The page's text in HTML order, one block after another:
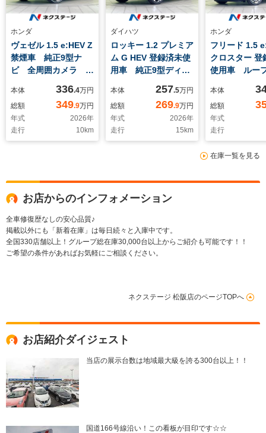
ホンダ
ヴェゼル 1.5 e:HEV Z
禁煙車 純正9型ナ
ビ 全周囲カメラ 衝
レーダークルーズ 電
動リアゲート
BSM コーナーセン
サー スマートキー
LEDヘッド
報
本体 336.4万円
総額
349.9万円
年式
2026年
走行
10km
ダイハツ
ロッキー 1.2 プレミア
ム G HEV 登録済未使
用車 純正9型ディス
周囲カメラ スマート
アシスト レーダーク
ルーズ ハーフレザー
シート コーナーセン
サー スマートキー
報
本体 257.5万円
総額
269.9万円
年式
2026年
走行
15 km
ホンダ
フリード 1.5
クロスター 登
使用車 ルー
正9型ナビ バ
メラ ホンダ
グ アダプテ
ーズ ハーフ
ート コーナ
ー スマー
イビーム
本体
総額
年式
走行
在庫一覧を見る
お店からのインフォメーション
全車修復歴なしの安心品質♪
掲載以外にも「新着在庫」は毎日続々と入庫中です。
全国330店舗以上！グループ総在庫30,000台以上からご紹介も可能です！！
ご希望の条件があればお気軽にご相談ください。
ネクステージ 松阪店のページTOPへ
お店紹介ダイジェスト
当店の展示台数は地域最大級を誇る300台以上！！
国道166号線沿い！この看板が目印です☆☆